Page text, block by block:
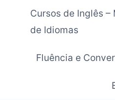
Conteúdo
Cursos de Inglês
de Idiomas
Fluência e